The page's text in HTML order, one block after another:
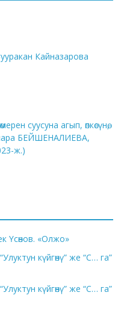
Кайназарова
суусуна агып, өпкөсүнө,
БЕЙШЕНАЛИЕВА,
ж.)
Үсөнов. «Олжо»
“Улуктун күйгөнү” же “С… га”
“Улуктун күйгөнү” же “С… га”